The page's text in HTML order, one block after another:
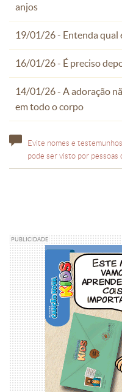
anjos
19/01/26 - Entenda qual
16/01/26 - É preciso
14/01/26 - A adoração
em todo o corpo
Evite nomes e
pode ser visto por pessoas
PUBLICIDADE